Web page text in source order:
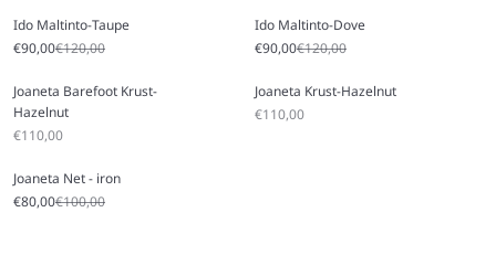
Ido Maltinto-Taupe
Angebot
€90,00Regulärer Preis
€120,00
Ido Maltinto-Dove
Angebot
€90,00Regulärer Preis
€120,00
Joaneta Barefoot Krust-
Hazelnut
Angebot
€110,00
Joaneta Krust-Hazelnut
Angebot
€110,00
Joaneta Net - iron
Angebot
€80,00Regulärer Preis
€100,00